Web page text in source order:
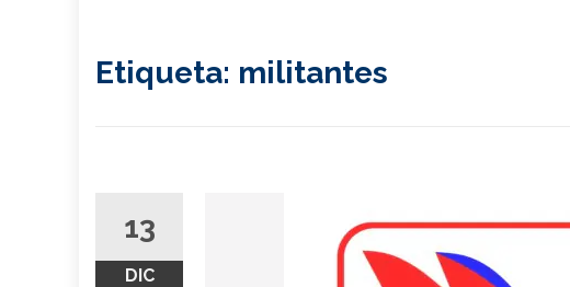
Etiqueta: militantes
13
DIC